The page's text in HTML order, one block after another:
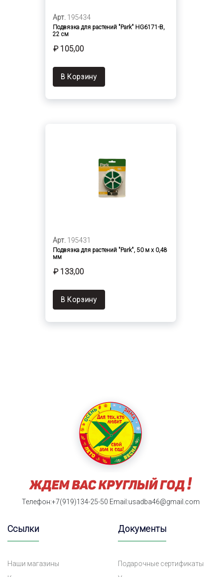
Арт. 195434
Подвязка для растений "Park" HG6171-В,
22 см
₽ 105,00
В Корзину
Арт. 195431
Подвязка для растений "Park", 50 м х 0,48
мм
₽ 133,00
В Корзину
Телефон:+7(919)134-25-50 Email:usadba46@gmail.com
Ссылки
Наши магазины
Документы
Подарочные сертификаты